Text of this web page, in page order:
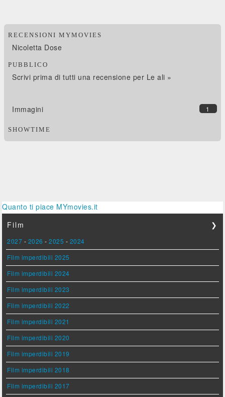
RECENSIONI MYMOVIES
Nicoletta Dose
PUBBLICO
Scrivi prima di tutti una recensione per Le ali »
1
Immagini
SHOWTIME
Quanto ti piace MYmovies.it
Film
❯
2027 - 2026 -2025 - 2024
Film imperdibili 2025
Film imperdibili 2024
Film imperdibili 2023
Film imperdibili 2022
Film imperdibili 2021
Film imperdibili 2020
Film imperdibili 2019
Film imperdibili 2018
Film imperdibili 2017